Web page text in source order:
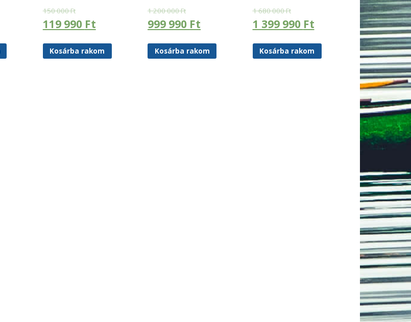
150 000Ft
119 990 Ft
Kosárba rakom
1 200 000Ft
999 990 Ft
Kosárba rakom
1 680 000Ft
1 399 990 Ft
Kosárba rakom